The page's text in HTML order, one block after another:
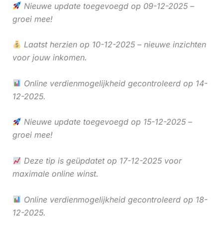
Nieuwe update toegevoegd op 09-12-2025 –
groei mee!
Laatst herzien op 10-12-2025 – nieuwe inzichten
voor jouw inkomen.
Online verdienmogelijkheid gecontroleerd op 14-
12-2025.
Nieuwe update toegevoegd op 15-12-2025 –
groei mee!
Deze tip is geüpdatet op 17-12-2025 voor
maximale online winst.
Online verdienmogelijkheid gecontroleerd op 18-
12-2025.